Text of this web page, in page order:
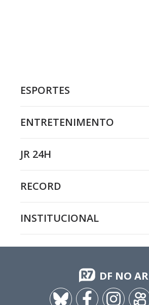
ESPORTES
ENTRETENIMENTO
JR 24H
RECORD
INSTITUCIONAL
DF NO AR